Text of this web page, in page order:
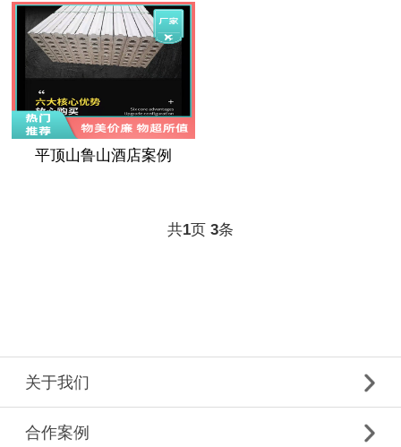
平顶山鲁山酒店案例
共1页 3条
关于我们
合作案例